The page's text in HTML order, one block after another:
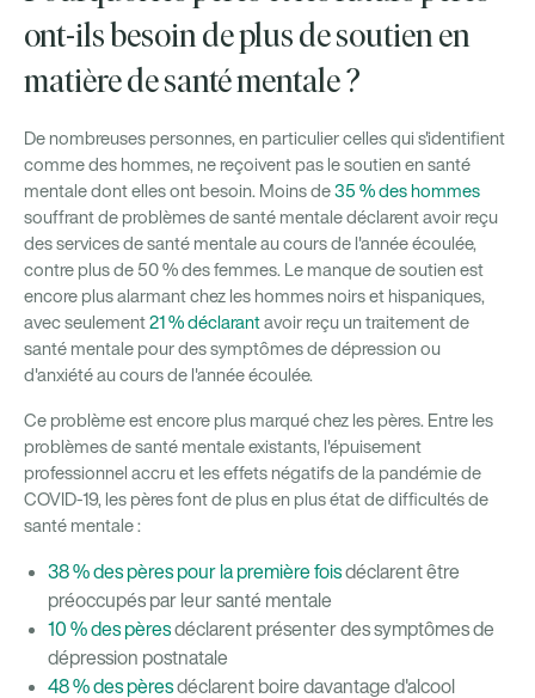
ont-ils besoin de plus de soutien en
matière de santé mentale ?
De nombreuses personnes, en particulier celles qui s'identifient
comme des hommes, ne reçoivent pas le soutien en santé
mentale dont elles ont besoin. Moins de35 % des hommes
souffrant de problèmes de santé mentale déclarent avoir reçu
des services de santé mentale au cours de l'année écoulée,
contre plus de 50 % des femmes. Le manque de soutien est
encore plus alarmant chez les hommes noirs et hispaniques,
avec seulement21 % déclarantavoir reçu un traitement de
santé mentale pour des symptômes de dépression ou
d'anxiété au cours de l'année écoulée.
Ce problème est encore plus marqué chez les pères. Entre les
problèmes de santé mentale existants, l'épuisement
professionnel accru et les effets négatifs de la pandémie de
COVID-19, les pères font de plus en plus état de difficultés de
santé mentale :
38 % des pères pour la première foisdéclarent être
préoccupés par leur santé mentale
10 % des pèresdéclarent présenter des symptômes de
dépression postnatale
48 % des pèresdéclarent boire davantage d'alcool